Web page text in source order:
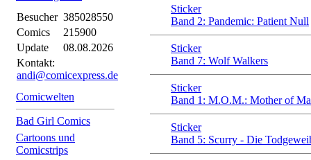
Besucher 385028550
Comics
215900
Update
08.08.2026
Kontakt:
andi@comicexpress.de
Comicwelten
Bad Girl Comics
Cartoons und
Comicstrips
Sticker
Band 2: Pandemic: Patient Null
Sticker
Band 7: Wolf Walkers
Sticker
Band 1: M.O.M.: Mother of
Sticker
Band 5: Scurry - Die